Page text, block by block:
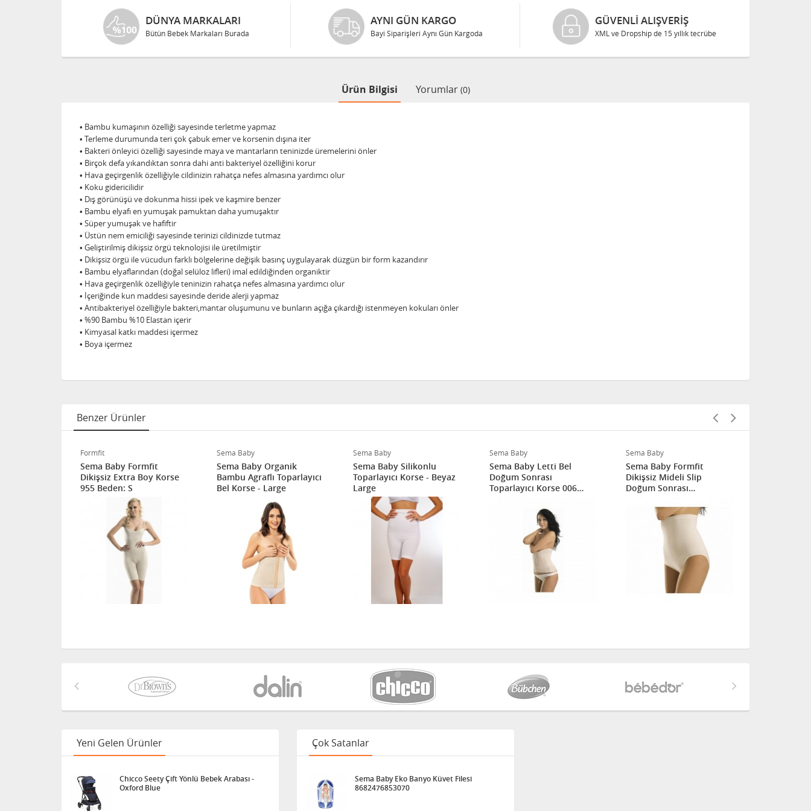
DÜNYA MARKALARI
Bütün Bebek Markaları Burada
AYNI GÜN KARGO
Bayi Siparişleri Aynı Gün Kargoda
GÜVENLI ALIŞVERIŞ
XML ve Dropship de 15 yıllık tecrübe
Ürün Bilgisi Yorumlar (0)
• Bambu kumaşının özelliği sayesinde terletme yapmaz
• Terleme durumunda teri çok çabuk emer ve korsenin dışına iter
• Bakteri önleyici özelliği sayesinde maya ve mantarların teninizde üremelerini önler
• Birçok defa yıkandıktan sonra dahi anti bakteriyel özelliğini korur
• Hava geçirgenlik özelliğiyle cildinizin rahatça nefes almasına yardımcı olur
• Koku gidericilidir
• Dış görünüşü ve dokunma hissi ipek ve kaşmire benzer
• Bambu elyafı en yumuşak pamuktan daha yumuşaktır
• Süper yumuşak ve hafiftir
• Üstün nem emiciliği sayesinde terinizi cildinizde tutmaz
• Geliştirilmiş dikişsiz örgü teknolojisi ile üretilmiştir
• Dikişsiz örgü ile vücudun farklı bölgelerine değişik basınç uygulayarak düzgün bir form kazandırır
• Bambu elyaflarından (doğal selüloz lifleri) imal edildiğinden organiktir
• Hava geçirgenlik özelliğiyle teninizin rahatça nefes almasına yardımcı olur
• İçeriğinde kun maddesi sayesinde deride alerji yapmaz
• Antibakteriyel özelliğiyle bakteri,mantar oluşumunu ve bunların açığa çıkardığı istenmeyen kokuları önler
• %90 Bambu %10 Elastan içerir
• Kimyasal katkı maddesi içermez
• Boya içermez
Benzer Ürünler
Formfit
Sema Baby Formfit
Dikişsiz Extra Boy Korse
955 Beden: S
Sema Baby
Sema Baby Organik
Bambu Agraflı Toparlayıcı
Bel Korse - Large
Sema Baby
Sema Baby Silikonlu
Toparlayıcı Korse - Beyaz
Large
Sema Baby
Sema Baby Letti Bel
Doğum Sonrası
Toparlayıcı Korse 006
Sema Baby
Sema Baby Formfit
Dikişsiz Mideli Slip
Doğum Sonrası
810 Large
Yeni Gelen Ürünler
Chicco Seety Çift Yönlü Bebek Arabası -
Oxford Blue
Çok Satanlar
Sema Baby Eko Banyo Küvet Filesi
8682476853070